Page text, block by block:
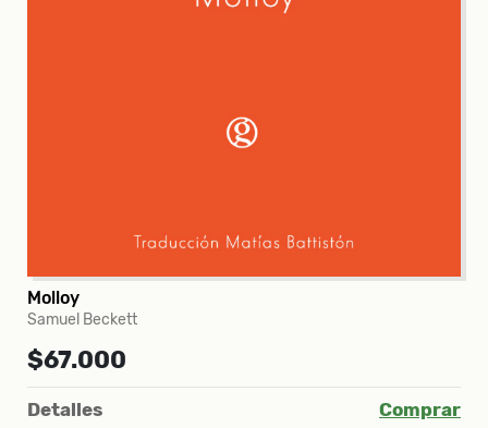
Molloy
Samuel Beckett
$67.000
Detalles Comprar